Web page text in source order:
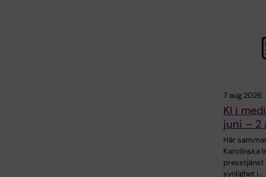
7 aug 2026
KI i
juni – 2
Här
Karolinska
presstjänst
synlighet i…